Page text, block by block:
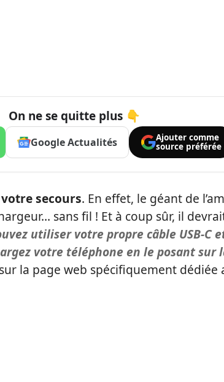
On ne se quitte plus 👇
Google Actualités
Ajouter comme
source préférée
secours. En effet, le géant de
sans fil ! Et à coup sûr, il
utiliser votre propre câble USB-C
votre téléphone en le posant sur
la page web spécifiquement dédiée